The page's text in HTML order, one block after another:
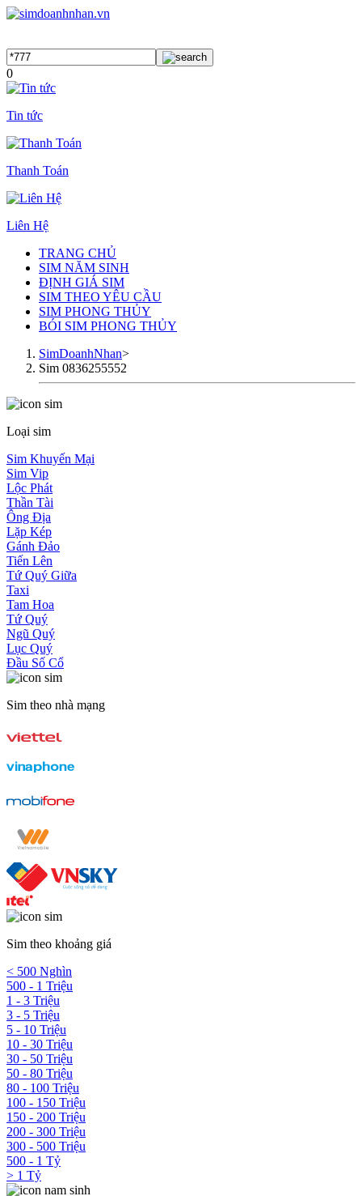
0
Tin tức
Thanh Toán
Liên Hệ
TRANG CHỦ
SIM NĂM SINH
ĐỊNH GIÁ SIM
SIM THEO YÊU CẦU
SIM PHONG THỦY
BÓI SIM PHONG THỦY
SimDoanhNhan>
Sim 0836255552
Loại sim
Sim Khuyến Mại
Sim Vip
Lộc Phát
Thần Tài
Ông Địa
Lặp Kép
Gánh Đảo
Tiến Lên
Tứ Quý Giữa
Taxi
Tam Hoa
Tứ Quý
Ngũ Quý
Lục Quý
Đầu Số Cổ
Sim theo nhà mạng
Sim theo khoảng giá
< 500 Nghìn
500 - 1 Triệu
1 - 3 Triệu
3 - 5 Triệu
5 - 10 Triệu
10 - 30 Triệu
30 - 50 Triệu
50 - 80 Triệu
80 - 100 Triệu
100 - 150 Triệu
150 - 200 Triệu
200 - 300 Triệu
300 - 500 Triệu
500 - 1 Tỷ
> 1 Tỷ